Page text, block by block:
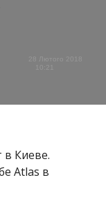
28 Лютого 2018
в Киеве.
Atlas в